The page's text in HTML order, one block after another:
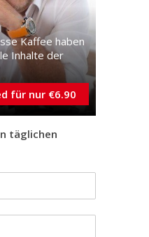
Kaffee haben
Inhalte der
für nur €6.90
täglichen